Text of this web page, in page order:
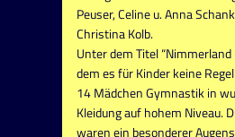
Peuser, Celine u. Anna
Christina Kolb.
Unter dem Titel
dem es für Kinder keine
14 Mädchen Gymnastik in
Kleidung auf hohem Niveau.
waren ein besonderer